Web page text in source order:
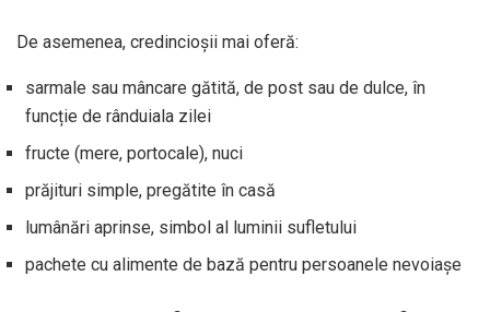
De asemenea, credincioșii mai oferă:
sarmale sau mâncare gătită, de post sau de dulce, în
funcție de rânduiala zilei
fructe (mere, portocale), nuci
prăjituri simple, pregătite în casă
lumânări aprinse, simbol al luminii sufletului
pachete cu alimente de bază pentru persoanele nevoiașe